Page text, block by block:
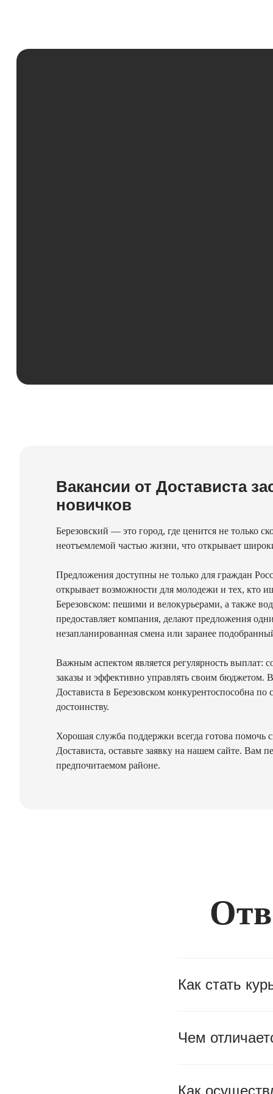
Вакансии от Достависта
новичков
Березовский — это город, где ценится не только
неотъемлемой частью жизни, что открывает
Предложения доступны не только для граждан
открывает возможности для молодежи и тех, кто
Березовском: пешими и велокурьерами, а также
предоставляет компания, делают предложения
незапланированная смена или заранее
Важным аспектом является регулярность выплат:
заказы и эффективно управлять своим бюджетом.
Достависта в Березовском конкурентоспособна
достоинству.
Хорошая служба поддержки всегда готова помочь
Достависта, оставьте заявку на нашем сайте. Вам
предпочитаемом районе.
Как стать
Чем
Как